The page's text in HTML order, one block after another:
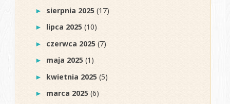
► sierpnia 2025(17)
► lipca 2025(10)
► czerwca 2025(7)
► maja 2025(1)
► kwietnia 2025(5)
► marca 2025(6)